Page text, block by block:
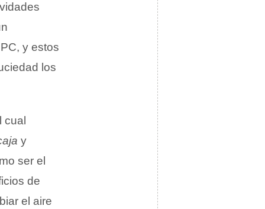
y estos
los
y
ser el
de
el aire